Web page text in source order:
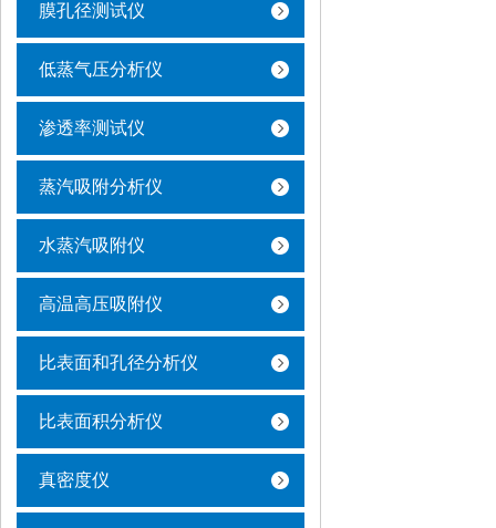
膜孔径测试仪
低蒸气压分析仪
渗透率测试仪
蒸汽吸附分析仪
水蒸汽吸附仪
高温高压吸附仪
比表面和孔径分析仪
比表面积分析仪
真密度仪